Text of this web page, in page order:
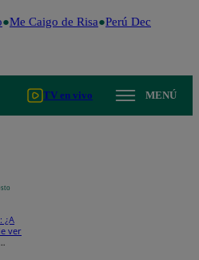
Me Caigo de Risa Perú Decide 2026
TV en vivo MENÚ
¿A
ver